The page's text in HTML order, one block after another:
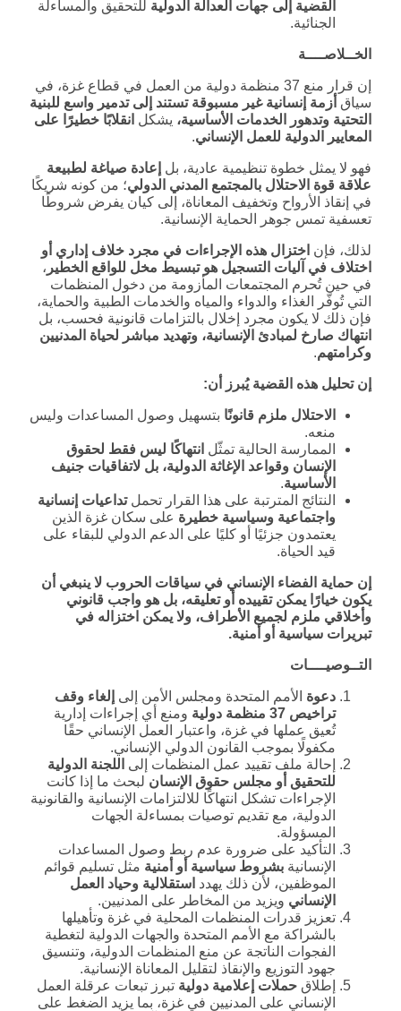
القضية إلى جهات العدالة الدولية للتحقيق والمساءلة
الجنائية.
الخــلاصــــة
إن قرار منع 37 منظمة دولية من العمل في قطاع غزة، في
سياق أزمة إنسانية غير مسبوقة تستند إلى تدمير واسع للبنية
التحتية وتدهور الخدمات الأساسية، يشكل انقلابًا خطيرًا على
المعايير الدولية للعمل الإنساني.
فهو لا يمثل خطوة تنظيمية عادية، بل إعادة صياغة لطبيعة
علاقة قوة الاحتلال بالمجتمع المدني الدولي؛ من كونه شريكًا
في إنقاذ الأرواح وتخفيف المعاناة، إلى كيان يفرض شروطًا
تعسفية تمس جوهر الحماية الإنسانية.
لذلك، فإن اختزال هذه الإجراءات في مجرد خلاف إداري أو
اختلاف في آليات التسجيل هو تبسيط مخل للواقع الخطير ،
في حين تُحرم المجتمعات المأزومة من دخول المنظمات
التي تُوفّر الغذاء والدواء والمياه والخدمات الطبية والحماية،
فإن ذلك لا يكون مجرد إخلال بالتزامات قانونية فحسب، بل
انتهاك صارخ لمبادئ الإنسانية، وتهديد مباشر لحياة المدنيين
وكرامتهم.
إن تحليل هذه القضية يُبرز أن:
الاحتلال ملزم قانونًا بتسهيل وصول المساعدات وليس
منعه.
الممارسة الحالية تمثّل انتهاكًا ليس فقط لحقوق
الإنسان وقواعد الإغاثة الدولية، بل لاتفاقيات جنيف
الأساسية.
النتائج المترتبة على هذا القرار تحملتداعيات إنسانية
واجتماعية وسياسية خطيرة على سكان غزة الذين
يعتمدون جزئيًا أو كليًا على الدعم الدولي للبقاء على
قيد الحياة.
إن حماية الفضاء الإنساني في سياقات الحروب لا ينبغي أن
يكون خيارًا يمكن تقييده أو تعليقه، بل هو واجب قانوني
وأخلاقي ملزم لجميع الأطراف، ولا يمكن اختزاله في
تبريرات سياسية أو أمنية.
التــوصيــــات
دعوة الأمم المتحدة ومجلس الأمن إلى إلغاء وقف
تراخيص 37 منظمة دولية
ومنع أي إجراءات إدارية
تُعيق عملها في غزة، واعتبار العمل الإنساني حقًا
مكفولًا بموجب القانون الدولي الإنساني.
إحالة ملف تقييد عمل المنظمات إلى اللجنة الدولية
للتحقيق أو مجلس حقوق الإنسان لبحث ما إذا كانت
الإجراءات تشكل انتهاكًا للالتزامات الإنسانية والقانونية
الدولية، مع تقديم توصيات بمساءلة الجهات
المسؤولة.
التأكيد على ضرورة عدم ربط وصول المساعدات
الإنسانية بشروط سياسية أو أمنية مثل تسليم قوائم
الموظفين، لأن ذلك يهدد استقلالية وحياد العمل
الإنساني ويزيد من المخاطر على المدنيين.
تعزيز قدرات المنظمات المحلية في غزة وتأهيلها
بالشراكة مع الأمم المتحدة والجهات الدولية لتغطية
الفجوات الناتجة عن منع المنظمات الدولية، وتنسيق
جهود التوزيع والإنقاذ لتقليل المعاناة الإنسانية.
إطلاق حملات إعلامية دولية تبرز تبعات عرقلة العمل
الإنساني على المدنيين في غزة، بما يزيد الضغط على